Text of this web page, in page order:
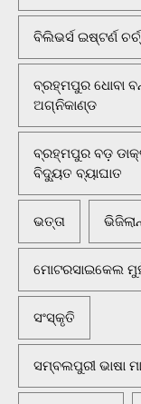
ବିଲିଭର୍ସ ଇଷ୍ଟର୍ଣ
ବ୍ରହ୍ମପୁର ଧୋବା
ଅଗ୍ନିକାଣ୍ଡ
ବ୍ରହ୍ମପୁର ବଡ଼
ବିଦ୍ୟୁତ ବ୍ୟାଘାତ
ଭତ୍ତା
ମୋଟରସାଇକେଲ
ସଂସ୍କୃତି
ସମ୍ବଲପୁରୀ ଭାଷା